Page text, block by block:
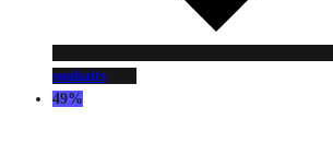
souhaits
49%